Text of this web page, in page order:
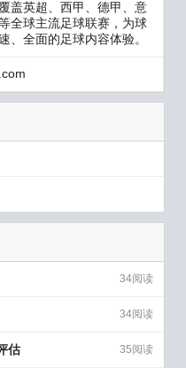
盖英超、西甲、德甲、意
全球主流足球联赛，为球
、全面的足球内容体验。
34阅读
34阅读
估 35阅读